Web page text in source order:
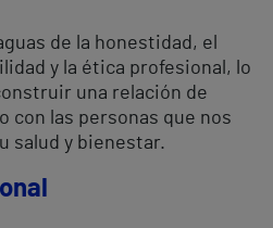
de la honestidad, el
y la ética profesional, lo
una relación de
con las personas que nos
salud y bienestar.